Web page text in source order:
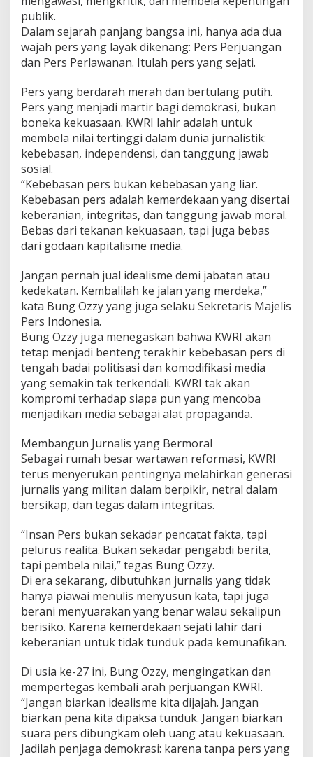
publik.
Dalam sejarah panjang bangsa ini, hanya ada dua
wajah pers yang layak dikenang: Pers Perjuangan
dan Pers Perlawanan. Itulah pers yang sejati.
Pers yang berdarah merah dan bertulang putih.
Pers yang menjadi martir bagi demokrasi, bukan
boneka kekuasaan. KWRI lahir adalah untuk
membela nilai tertinggi dalam dunia jurnalistik:
kebebasan, independensi, dan tanggung jawab
sosial.
“Kebebasan pers bukan kebebasan yang liar.
Kebebasan pers adalah kemerdekaan yang disertai
keberanian, integritas, dan tanggung jawab moral.
Bebas dari tekanan kekuasaan, tapi juga bebas
dari godaan kapitalisme media.
Jangan pernah jual idealisme demi jabatan atau
kedekatan. Kembalilah ke jalan yang merdeka,”
kata Bung Ozzy yang juga selaku Sekretaris Majelis
Pers Indonesia.
Bung Ozzy juga menegaskan bahwa KWRI akan
tetap menjadi benteng terakhir kebebasan pers di
tengah badai politisasi dan komodifikasi media
yang semakin tak terkendali. KWRI tak akan
kompromi terhadap siapa pun yang mencoba
menjadikan media sebagai alat propaganda.
Membangun Jurnalis yang Bermoral
Sebagai rumah besar wartawan reformasi, KWRI
terus menyerukan pentingnya melahirkan generasi
jurnalis yang militan dalam berpikir, netral dalam
bersikap, dan tegas dalam integritas.
“Insan Pers bukan sekadar pencatat fakta, tapi
pelurus realita. Bukan sekadar pengabdi berita,
tapi pembela nilai,” tegas Bung Ozzy.
Di era sekarang, dibutuhkan jurnalis yang tidak
hanya piawai menulis menyusun kata, tapi juga
berani menyuarakan yang benar walau sekalipun
berisiko. Karena kemerdekaan sejati lahir dari
keberanian untuk tidak tunduk pada kemunafikan.
Di usia ke-27 ini, Bung Ozzy, mengingatkan dan
mempertegas kembali arah perjuangan KWRI.
“Jangan biarkan idealisme kita dijajah. Jangan
biarkan pena kita dipaksa tunduk. Jangan biarkan
suara pers dibungkam oleh uang atau kekuasaan.
Jadilah penjaga demokrasi: karena tanpa pers yang